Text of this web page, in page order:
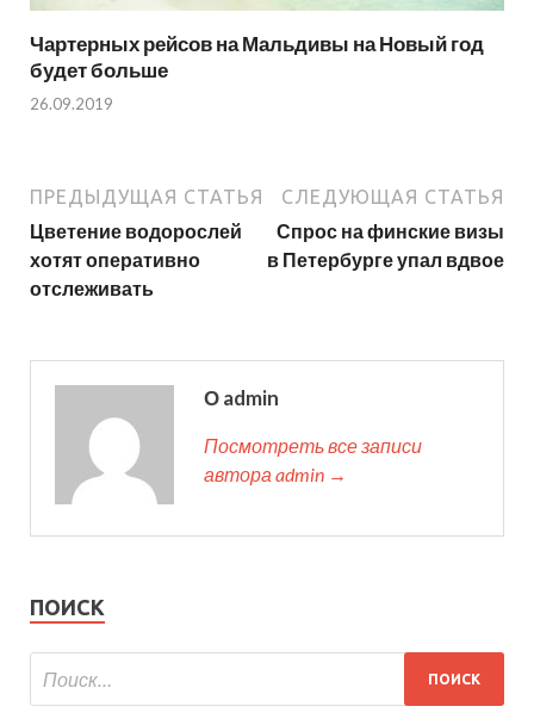
Чартерных рейсов на Мальдивы на Новый год
будет больше
26.09.2019
ПРЕДЫДУЩАЯ СТАТЬЯ
Цветение водорослей
хотят оперативно
отслеживать
СЛЕДУЮЩАЯ СТАТЬЯ
Спрос на финские визы
в Петербурге упал вдвое
О admin
Посмотреть все записи
автора admin →
ПОИСК